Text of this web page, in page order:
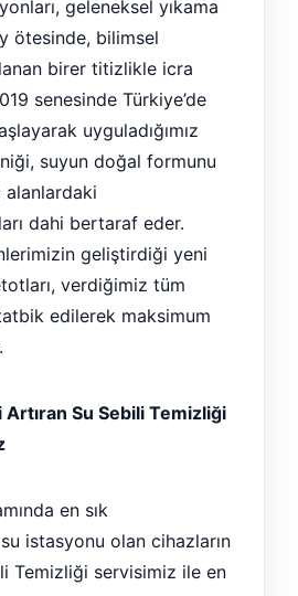
geleneksel yıkama
ötesinde, bilimsel
birer titizlikle icra
senesinde Türkiye’de
uyguladığımız
suyun doğal formunu
alanlardaki
dahi bertaraf eder.
geliştirdiği yeni
verdiğimiz tüm
edilerek maksimum
Su Sebili Temizliği
en sık
istasyonu olan cihazların
Temizliği servisimiz ile en